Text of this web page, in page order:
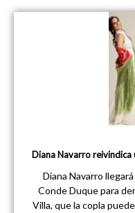
Diana Navarro reivindica
Diana Navarro
Conde Duque para
Villa, que la copla